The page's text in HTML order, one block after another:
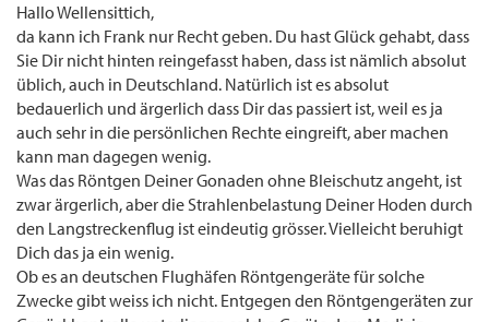
Hallo Wellensittich,
da kann ich Frank nur Recht geben. Du hast Glück gehabt, dass
Sie Dir nicht hinten reingefasst haben, dass ist nämlich absolut
üblich, auch in Deutschland. Natürlich ist es absolut
bedauerlich und ärgerlich dass Dir das passiert ist, weil es ja
auch sehr in die persönlichen Rechte eingreift, aber machen
kann man dagegen wenig.
Was das Röntgen Deiner Gonaden ohne Bleischutz angeht, ist
zwar ärgerlich, aber die Strahlenbelastung Deiner Hoden durch
den Langstreckenflug ist eindeutig grösser. Vielleicht beruhigt
Dich das ja ein wenig.
Ob es an deutschen Flughäfen Röntgengeräte für solche
Zwecke gibt weiss ich nicht. Entgegen den Röntgengeräten zur